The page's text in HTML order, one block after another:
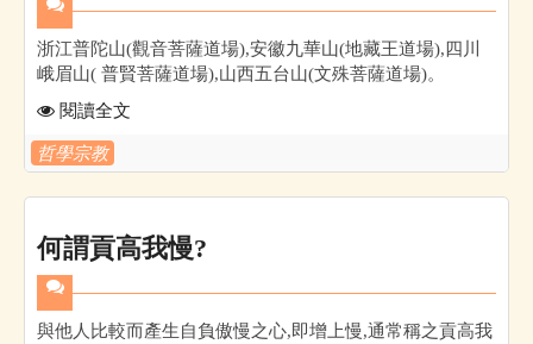
浙江普陀山(觀音菩薩道場),安徽九華山(地藏王道場),四川
峨眉山( 普賢菩薩道場),山西五台山(文殊菩薩道場)。
閱讀全文
哲學宗教
何謂貢高我慢?
與他人比較而產生自負傲慢之心,即增上慢,通常稱之貢高我